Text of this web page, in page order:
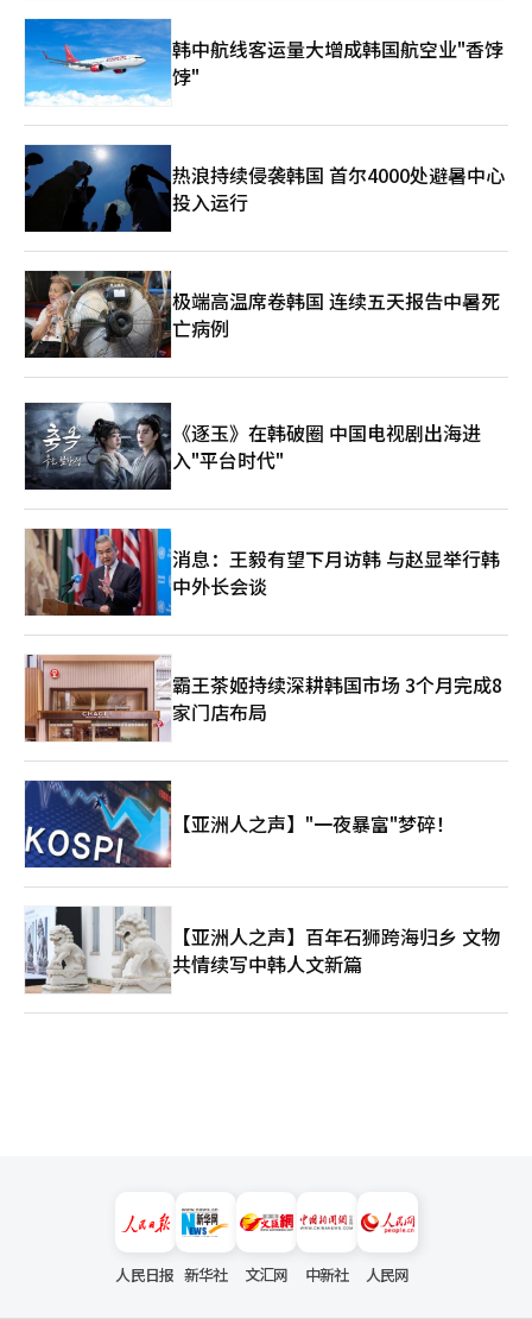
不同环境和连接结构中，感知价值不同。在此过程中，单一产品竞
争逐渐显露局限，设备间连接性和空间整合成为新的竞争焦点。AI
不再是单一功能，而是扩展为组织生活的系统。盈利结构也在向这
一方向转变。从传统硬件销售转向订阅和管理、数据驱动服务，盈
利模式转为长期和重复。AI使得产品状态实时管理和使用模式分析
成为可能，销售后持续提供服务。尤其是设备间连接性增强，形成
了以空间为单位的服务结构。家电、移动设备、内容形成一个整体
流动，客户接触点扩大，增加了附加服务的可能性。这种变化在企
业战略中也得到验证。LG电子通过订阅家电和管理服务，建立了
产品使用全过程盈利结构。三星电子则通过智能手机加强设备间连
接，重视生态系统服务扩展。两家公司都在基于AI建立长期客户关
系，确保持续盈利。钢铁部队的视线停留之处，AI竞争不再局限于
产品竞争。以空间为中心的环境设计竞争正在重塑市场格局。在超
越智能手机和家电，扩展到家庭乃至城市的趋势中，胜负的关键在
于应用领域，而非技术。比功能更重要的是空间设计和连接结构。
最终，设计空间的企业将掌握市场主导权。※ 本报道经人工智能
韩中航线客运量大增成韩国航空业"香饽
饽"
热浪持续侵袭韩国 首尔4000处避暑中心
投入运行
极端高温席卷韩国 连续五天报告中暑死
亡病例
《逐玉》在韩破圈 中国电视剧出海进
入"平台时代"
消息：王毅有望下月访韩 与赵显举行韩
中外长会谈
霸王茶姬持续深耕韩国市场 3个月完成8
家门店布局
【亚洲人之声】"一夜暴富"梦碎！
【亚洲人之声】百年石狮跨海归乡 文物
共情续写中韩人文新篇
人民日报 新华社 文汇网 中新社 人民网